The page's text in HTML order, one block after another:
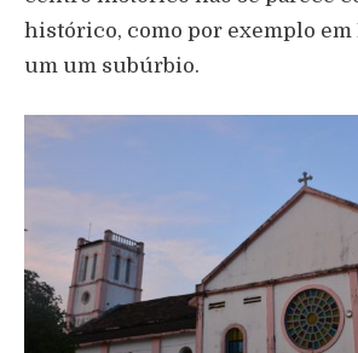
histórico, como por exemplo em
um um subúrbio.